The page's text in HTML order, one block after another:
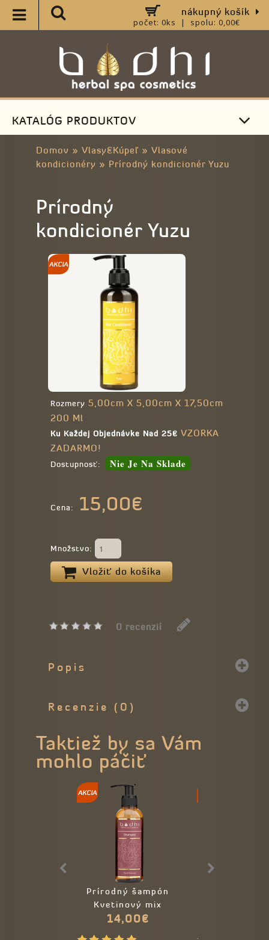
nákupný košík
počet: 0ks | spolu: 0,00€
KATALÓG PRODUKTOV
Domov » Vlasy&Kúpeľ » Vlasové
kondicionéry » Prírodný kondicionér Yuzu
Prírodný
kondicionér Yuzu
Rozmery 5,00cm X 5,00cm X 17,50cm
200 Ml
Ku Každej Objednávke Nad 25€ VZORKA
ZADARMO!
Dostupnosť: Nie Je Na Sklade
Cena: 15,00€
Množstvo:
Vložiť do košíka
0 recenzií
Popis
Recenzie (0)
Taktiež by sa Vám
mohlo páčiť
Prírodný šampón
Kvetinový mix
14,00€